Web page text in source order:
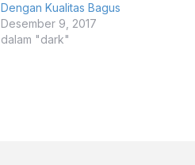
Dengan Kualitas Bagus
Desember 9, 2017
dalam "dark"